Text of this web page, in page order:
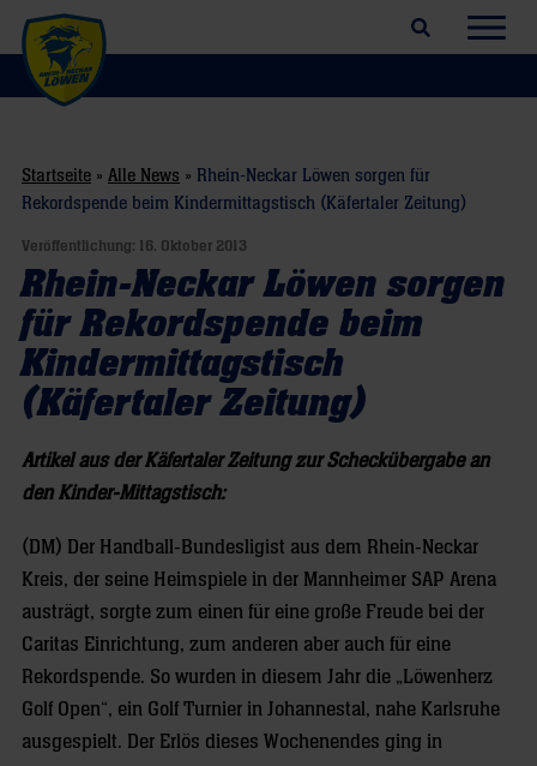
Suchfeld öffnen
Startseite » Alle News » Rhein-Neckar Löwen sorgen für
Rekordspende beim Kindermittagstisch (Käfertaler Zeitung)
Veröffentlichung: 16. Oktober 2013
Rhein-Neckar Löwen sorgen
für Rekordspende beim
Kindermittagstisch
(Käfertaler Zeitung)
Artikel aus der Käfertaler Zeitung zur Scheckübergabe an
den Kinder-Mittagstisch:
(DM) Der Handball-Bundesligist aus dem Rhein-Neckar
Kreis, der seine Heimspiele in der Mannheimer SAP Arena
austrägt, sorgte zum einen für eine große Freude bei der
Caritas Einrichtung, zum anderen aber auch für eine
Rekordspende. So wurden in diesem Jahr die „Löwenherz
Golf Open“, ein Golf Turnier in Johannestal, nahe Karlsruhe
ausgespielt. Der Erlös dieses Wochenendes ging in